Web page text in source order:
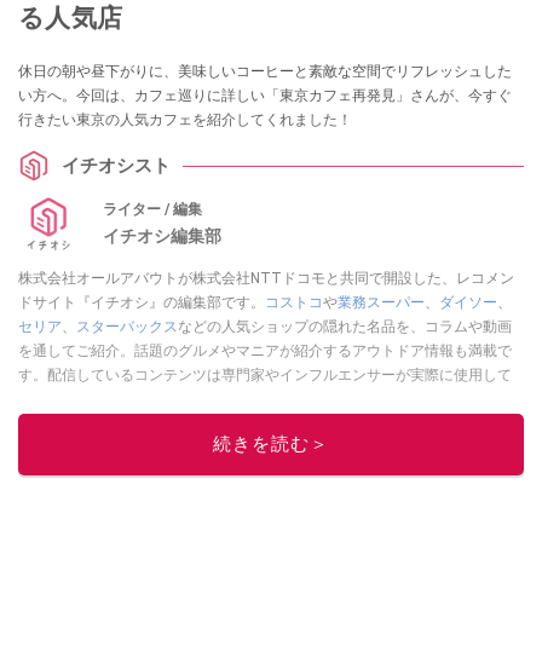
る人気店
休日の朝や昼下がりに、美味しいコーヒーと素敵な空間でリフレッシュした
い方へ。今回は、カフェ巡りに詳しい「東京カフェ再発見」さんが、今すぐ
行きたい東京の人気カフェを紹介してくれました！
イチオシスト
ライター / 編集
イチオシ編集部
株式会社オールアバウトが株式会社NTTドコモと共同で開設した、レコメン
ドサイト『イチオシ』の編集部です。
コストコや業務スーパー、 ダイソー、
セリア、 スターバックスなどの人気ショップの隠れた名品を、コラムや動画
を通してご紹介。話題のグルメやマニアが紹介するアウトドア情報も満載で
す。配信しているコンテンツは専門家やインフルエンサーが実際に使用して
ニュースでフォロー
続きを読む＞